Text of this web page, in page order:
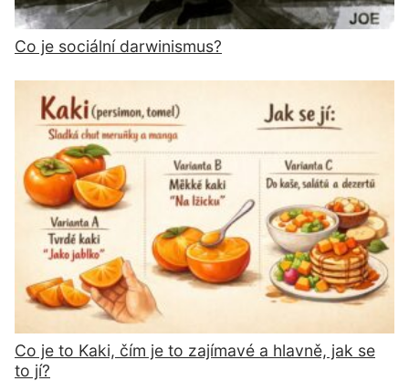
Co je sociální darwinismus?
Co je to Kaki, čím je to zajímavé a hlavně, jak se
to jí?